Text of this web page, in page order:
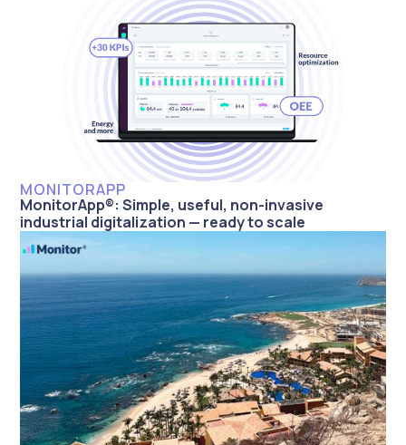
MONITORAPP
MonitorApp®: Simple, useful, non-invasive
industrial digitalization — ready to scale